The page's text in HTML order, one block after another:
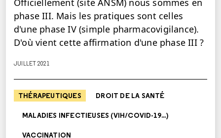
Officiellement (site ANSM) nous sommes en
phase III. Mais les pratiques sont celles
d'une phase IV (simple pharmacovigilance).
D'où vient cette affirmation d'une phase III ?
JUILLET 2021
THÉRAPEUTIQUES DROIT DE LA SANTÉ
MALADIES INFECTIEUSES (VIH/COVID-19...)
VACCINATION